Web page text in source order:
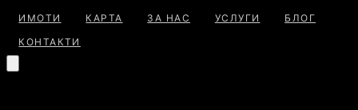
ИМОТИ КАРТА ЗА НАС УСЛУГИ
БЛОГ
КОНТАКТИ